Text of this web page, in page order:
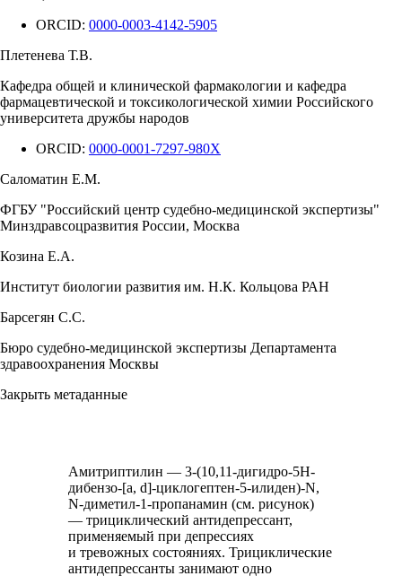
ORCID: 0000-0003-4142-5905
Плетенева Т.В.
Кафедра общей и клинической фармакологии и кафедра
фармацевтической и токсикологической химии Российского
университета дружбы народов
ORCID: 0000-0001-7297-980X
Саломатин Е.М.
ФГБУ "Российский центр судебно-медицинской экспертизы"
Минздравсоцразвития России, Москва
Козина Е.А.
Институт биологии развития им. Н.К. Кольцова РАН
Барсегян С.С.
Бюро судебно-медицинской экспертизы Департамента
здравоохранения Москвы
Закрыть метаданные
Амитриптилин — 3-(10,11-дигидро-5Н-
дибензо-[a, d]-циклогептен-5-илиден)-N,
N-диметил-1-пропанамин (см. рисунок)
— трициклический антидепрессант,
применяемый при депрессиях
и тревожных состояниях. Трициклические
антидепрессанты занимают одно